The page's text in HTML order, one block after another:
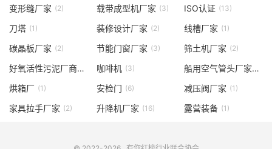
变形缝厂家 (2) 载带成型机厂家 (3) ISO认证 (13)
刀塔 (1) 装修设计厂家 (2) 线槽厂家 (1)
碳晶板厂家 (2) 节能门窗厂家 (3) 筛土机厂家 (2)
好氧活性污泥厂商
(1) 咖啡机 (3) 船用空气管头厂家(3)
烘箱厂 (1) 安检门 (6) 减压阀厂家 (1)
家具拉手厂家 (2) 升降机厂家 (16) 露营装备 (1)